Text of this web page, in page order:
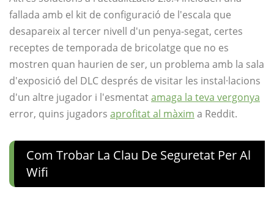
fallada amb el kit de configuració de l'escala que
desapareix al tercer nivell d'un penya-segat, certes
receptes de temporada de bricolatge que no es
mostren quan haurien de ser, un problema amb la sala
d'exposició del DLC després de visitar les instal·lacions
d'un altre jugador i l'esmentatamaga la teva vergonya
error, quins jugadors aprofitat al màxim a Reddit.
Com Trobar La Clau De Seguretat Per Al
Wifi